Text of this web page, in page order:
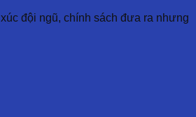
đội ngũ, chính sách đưa ra nhưng